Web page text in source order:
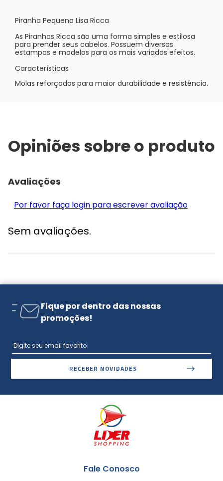
Piranha Pequena Lisa Ricca
As Piranhas Ricca são uma forma simples e estilosa
para prender seus cabelos. Possuem diversas
estampas e modelos para os mais variados efeitos.
Características
Molas reforçadas para maior durabilidade e resistência.
Opiniões sobre o produto
Avaliações
Por favor faça login para escrever avaliação
Sem avaliações.
Fique por dentro das nossas
promoções!
RECEBER NOVIDADES
Fale Conosco